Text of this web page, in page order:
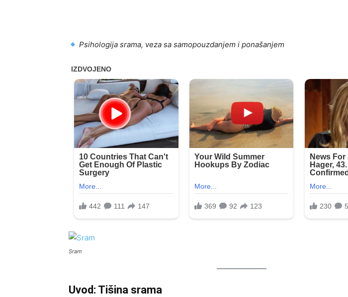
Psihologija srama, veza sa samopouzdanjem i ponašanjem
Sram
Uvod: Tišina srama